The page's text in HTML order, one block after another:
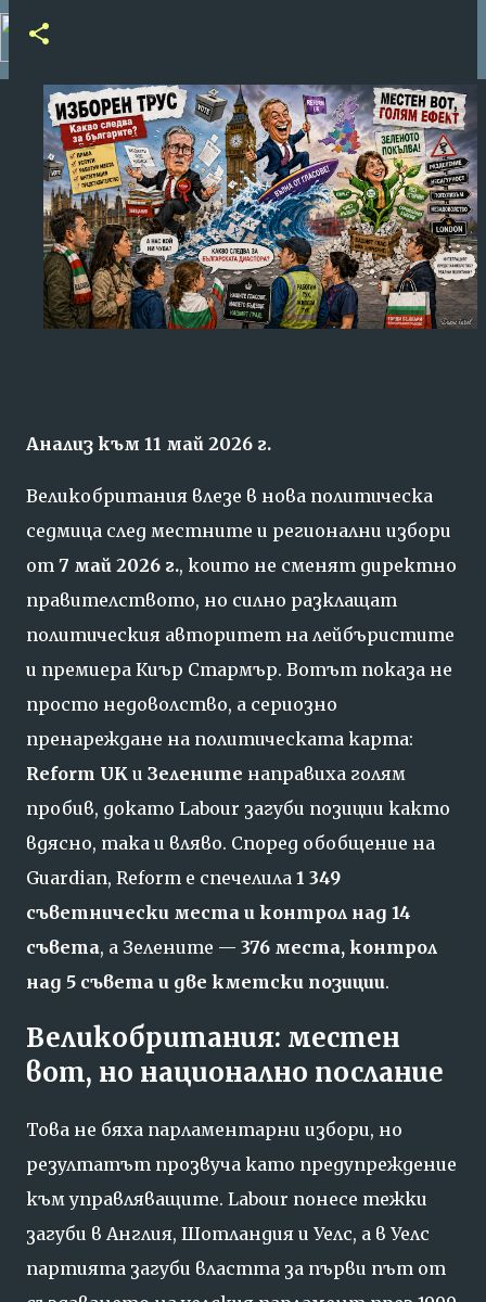
Анализ към 11 май 2026 г.
Великобритания влезе в нова политическа
седмица след местните и регионални избори
от 7 май 2026 г., които не сменят директно
правителството, но силно разклащат
политическия авторитет на лейбъристите
и премиера Киър Стармър. Вотът показа не
просто недоволство, а сериозно
пренареждане на политическата карта:
Reform UK и Зелените направиха голям
пробив, докато Labour загуби позиции както
вдясно, така и вляво. Според обобщение на
Guardian, Reform е спечелила 1 349
съветнически места и контрол над 14
съвета, а Зелените — 376 места, контрол
над 5 съвета и две кметски позиции.
Великобритания: местен
вот, но национално послание
Това не бяха парламентарни избори, но
резултатът прозвуча като предупреждение
към управляващите. Labour понесе тежки
загуби в Англия, Шотландия и Уелс, а в Уелс
партията загуби властта за първи път от